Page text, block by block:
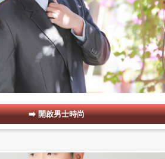
開啟男士時尚